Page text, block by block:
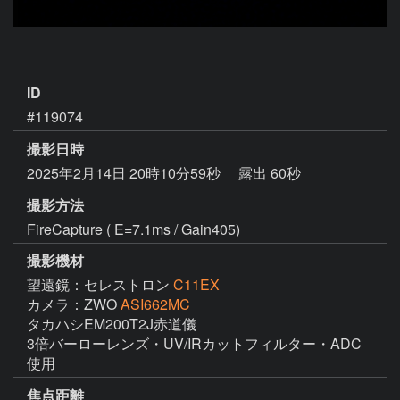
ID
#119074
撮影日時
2025年2月14日 20時10分59秒
露出 60秒
撮影方法
FireCapture ( E=7.1ms / Gain405)
撮影機材
望遠鏡：セレストロン C11EX
カメラ：ZWOASI662MC
タカハシEM200T2J赤道儀
3倍バーローレンズ・UV/IRカットフィルター・ADC
使用
焦点距離